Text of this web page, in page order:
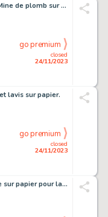
Voir et savoir - L'aviation Mine de plomb sur papier. 12x21...
closed
24/11/2023
go premium
lavis sur papier.
closed
24/11/2023
go premium
Don Bosco Encre de Chine sur papier pour la planche...